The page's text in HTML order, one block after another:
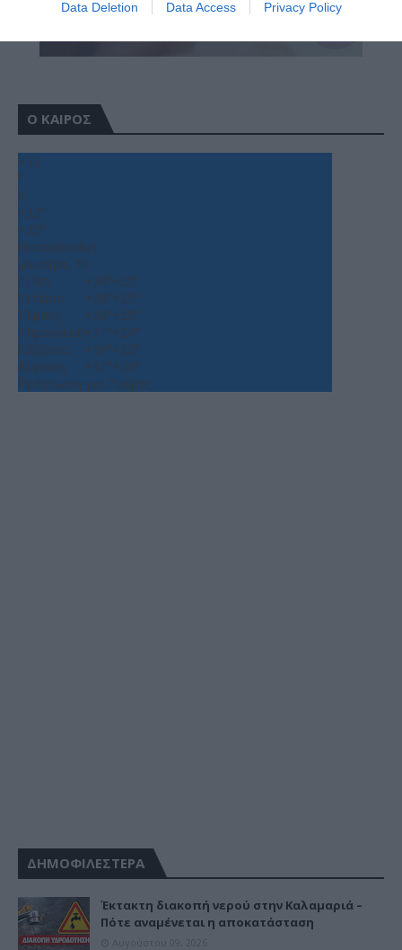
Data Deletion Data Access Privacy Policy
Ο ΚΑΙΡΟΣ
+32
°
C
+32°
+25°
Θεσσαλονίκη
Δευτέρα, 10
Τρίτη
+34°+25°
Τετάρτη
+38°+25°
Πέμπτη
+36°+25°
Παρασκευή+31°+24°
Σάββατο
+30°+22°
Κυριακή
+31°+20°
Πρόγνωση για 7 μέρες
ΔΗΜΟΦΙΛΕΣΤΕΡΑ
Έκτακτη διακοπή νερού στην Καλαμαριά –
Πότε αναμένεται η αποκατάσταση